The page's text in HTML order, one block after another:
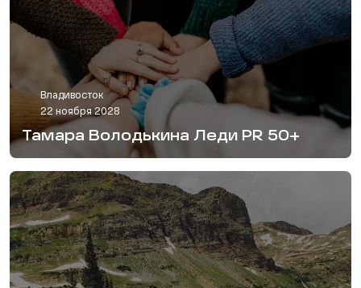
Владивосток
22 ноября 2028
Тамара Володькина Леди PR 50+